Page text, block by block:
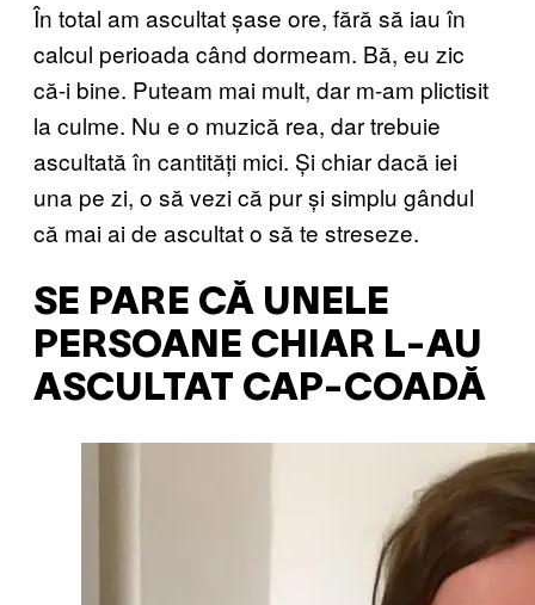
În total am ascultat șase ore, fără să iau în
calcul perioada când dormeam. Bă, eu zic
că-i bine. Puteam mai mult, dar m-am plictisit
la culme. Nu e o muzică rea, dar trebuie
ascultată în cantități mici. Și chiar dacă iei
una pe zi, o să vezi că pur și simplu gândul
că mai ai de ascultat o să te streseze.
SE PARE CĂ UNELE
PERSOANE CHIAR L-AU
ASCULTAT CAP-COADĂ